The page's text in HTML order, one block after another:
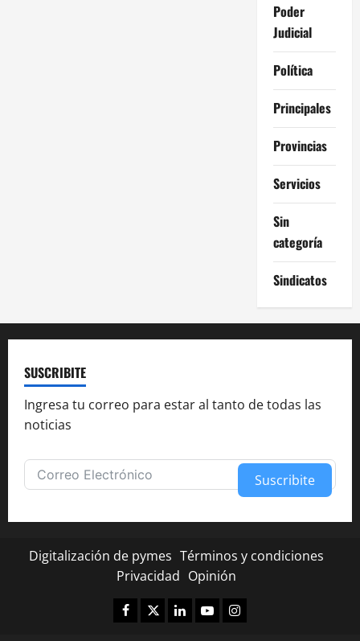
Poder
Judicial
Política
Principales
Provincias
Servicios
Sin
categoría
Sindicatos
SUSCRIBITE
Ingresa tu correo para estar al tanto de todas las
noticias
Suscribite
Digitalización de pymes Términos y condiciones
Privacidad Opinión
Facebook
TwitterLinkedinYoutubeInstagram